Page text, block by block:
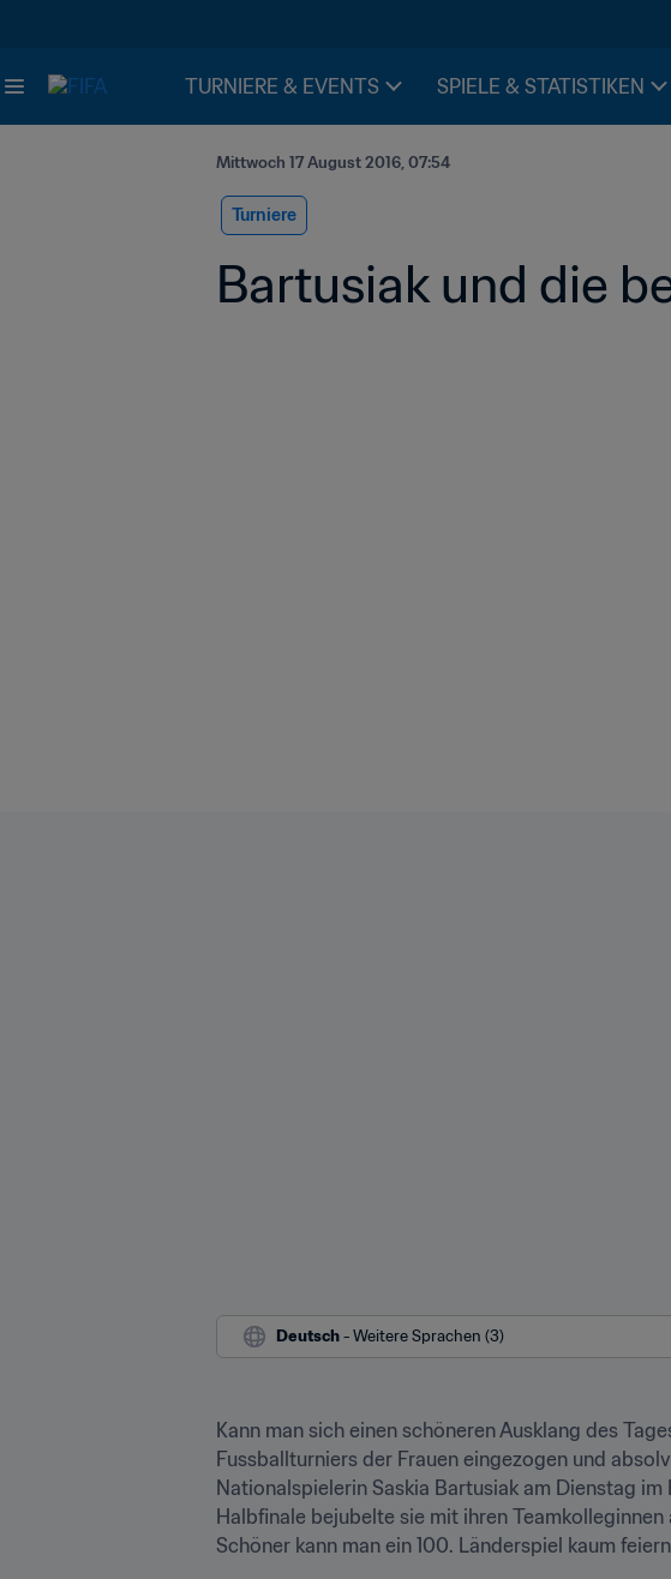
TURNIERE & EVENTS SPIELE & STATISTIKEN
Mittwoch 17 August 2016, 07:54
Turniere
Bartusiak und die
Deutsch - Weitere Sprachen (3)
Kann man sich einen schöneren Ausklang des
Fussballturniers der Frauen eingezogen und
Nationalspielerin Saskia Bartusiak am Dienstag
Halbfinale bejubelte sie mit ihren
Schöner kann man ein 100. Länderspiel kaum